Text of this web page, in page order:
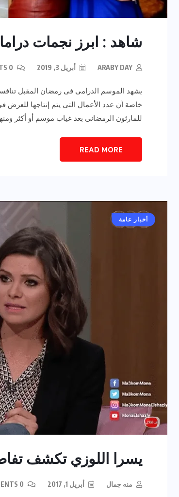
شاهد : ابرز نجمات دراما
ARABY DAY أبريل 3, 2019
يشهد الموسم الدرامى فى رمضان المقبل
خاصة أن عدد الأعمال التى يتم إنتاجها
للمارثون الرمضانى بعد غياب موسم أو أكثر
READ MORE
أخبار عامة
يسرا اللوزي تكشف
منه جمال أبريل 1, 2017
أخبار رياضة وفن
الفنانه”شيرين